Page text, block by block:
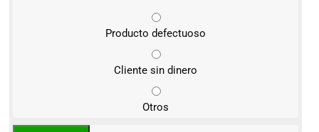
Producto defectuoso
Cliente sin dinero
Otros